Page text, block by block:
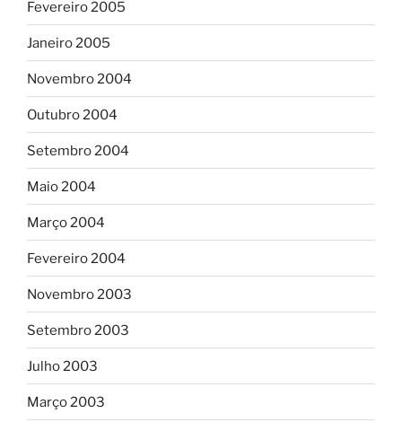
Fevereiro 2005
Janeiro 2005
Novembro 2004
Outubro 2004
Setembro 2004
Maio 2004
Março 2004
Fevereiro 2004
Novembro 2003
Setembro 2003
Julho 2003
Março 2003